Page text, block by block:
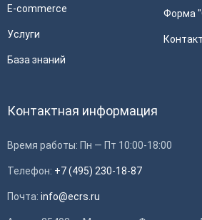
E-commerce
Услуги
База знаний
Форма
Контактная информация
Время работы: Пн — Пт 10:00-18:00
Телефон: +7 (495) 230-18-87
Почта: info@ecrs.ru